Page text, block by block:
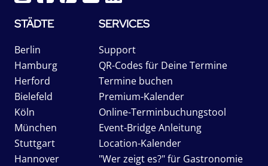
STÄDTE
Berlin
Hamburg
Herford
Bielefeld
Köln
München
Stuttgart
Hannover
SERVICES
Support
QR-Codes für Deine Termine
Termine buchen
Premium-Kalender
Online-Terminbuchungstool
Event-Bridge Anleitung
Location-Kalender
"Wer zeigt es?" für Gastronomie